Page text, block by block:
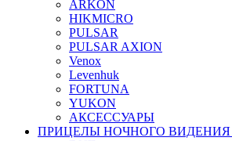
ARKON
HIKMICRO
PULSAR
PULSAR AXION
Venox
Levenhuk
FORTUNA
YUKON
АКСЕССУАРЫ
ПРИЦЕЛЫ НОЧНОГО ВИДЕНИЯ